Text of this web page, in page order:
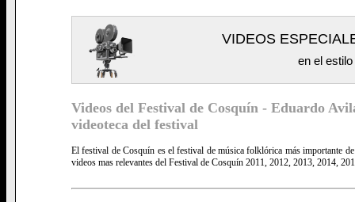
VIDEOS
en el
Videos del Festival de Cosquín - Eduardo
videoteca del festival
El festival de Cosquín es el festival de música folklórica más importante
videos mas relevantes del Festival de Cosquín 2011, 2012, 2013, 2014,